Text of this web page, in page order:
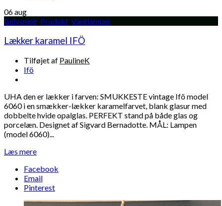
06aug
Belysning Produkt Væglamper
Lækker karamel IFÖ
Tilføjet af PaulineK
Ifö
UHA den er lækker i farven: SMUKKESTE vintage Ifö model
6060 i en smækker-lækker karamelfarvet, blank glasur med
dobbelte hvide opalglas. PERFEKT stand på både glas og
porcelæn. Designet af Sigvard Bernadotte. MÅL: Lampen
(model 6060)...
Læs mere
Facebook
Email
Pinterest